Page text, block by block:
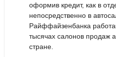
оформив кредит, как в
непосредственно в
Райффайзенбанка
тысячах салонов продаж
стране.